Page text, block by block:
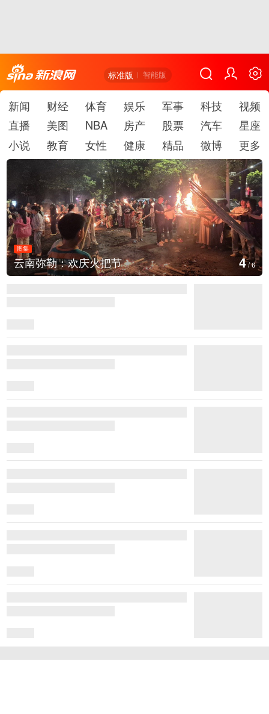
标准版 智能版
新闻 财经 体育 娱乐 军事 科技
视频
直播
美图 NBA 房产 股票 汽车
星座
小说
教育 女性 健康 精品 微博 更多
图集
江西铅山：千灯点亮葛仙村 5/6